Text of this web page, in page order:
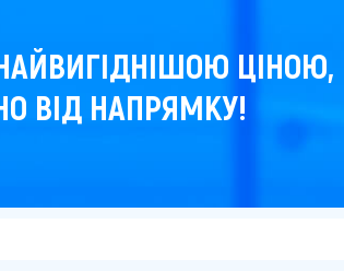
ЦІНОЮ,
ВІД НАПРЯМКУ!